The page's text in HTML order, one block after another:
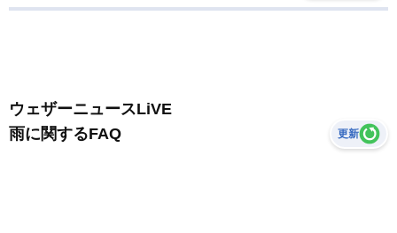
ウェザーニュースLiVE
雨に関するFAQ
更新